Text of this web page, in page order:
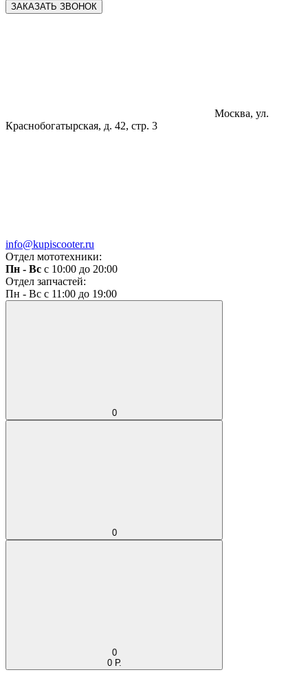
ЗАКАЗАТЬ ЗВОНОК
Москва, ул.
Краснобогатырская, д. 42, стр. 3
info@kupiscooter.ru
Отдел мототехники:
Пн - Вс с 10:00 до 20:00
Отдел запчастей:
Пн - Вс с 11:00 до 19:00
0
0
0
0 Р.